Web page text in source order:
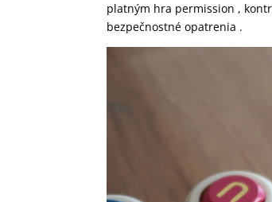
platným hra permission ,
bezpečnostné opatrenia .